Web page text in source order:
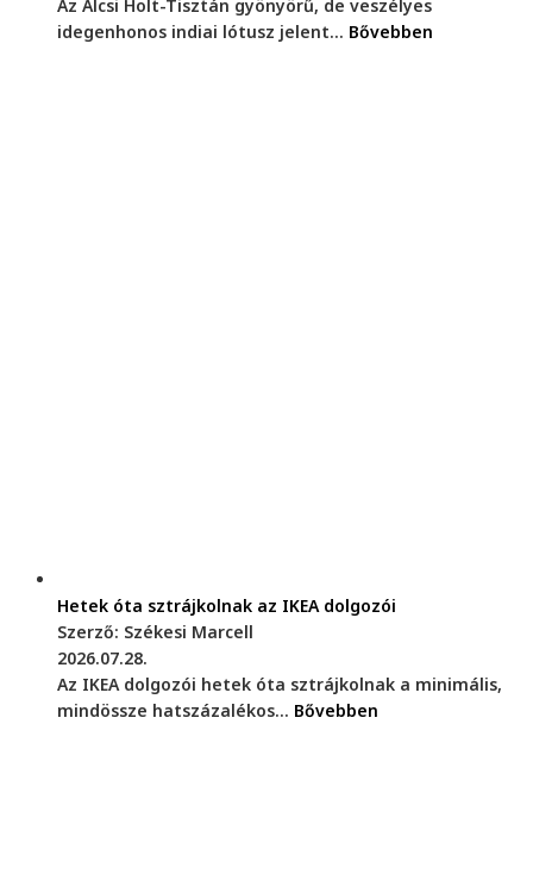
Az Alcsi Holt-Tisztán gyönyörű, de veszélyes
idegenhonos indiai lótusz jelent... Bővebben
Hetek óta sztrájkolnak az IKEA dolgozói
Szerző: Székesi Marcell
2026.07.28.
Az IKEA dolgozói hetek óta sztrájkolnak a minimális,
mindössze hatszázalékos... Bővebben